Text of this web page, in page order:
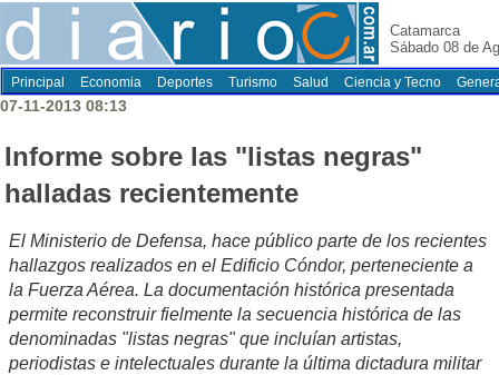
Catamarca
Sábado 08 de
Principal Economia Deportes Turismo Salud Ciencia y Tecno
07-11-2013 08:13
Informe sobre las "listas negras"
halladas recientemente
El Ministerio de Defensa, hace público parte de los recientes
hallazgos realizados en el Edificio Cóndor, perteneciente a
la Fuerza Aérea. La documentación histórica presentada
permite reconstruir fielmente la secuencia histórica de las
denominadas "listas negras" que incluían artistas,
periodistas e intelectuales durante la última dictadura militar